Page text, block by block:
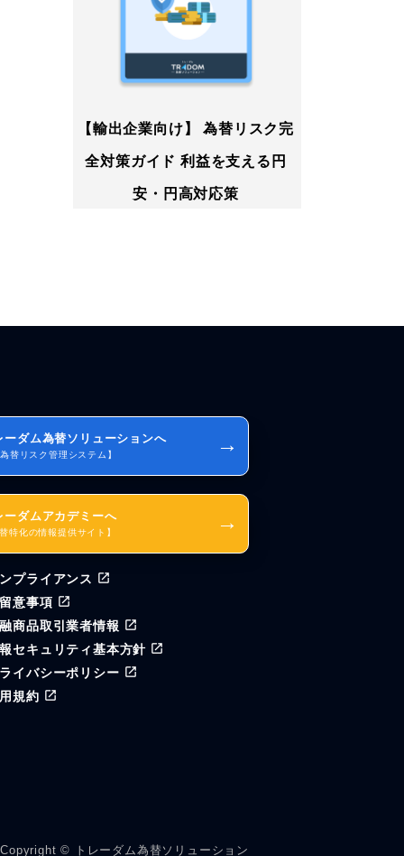
【輸出企業向け】 為替リスク完
全対策ガイド 利益を支える円
安・円高対応策
ーダム為替ソリューションへ
為替リスク管理システム】 →
ーダムアカデミーへ
替特化の情報提供サイト】 →
プライアンス
意事項
商品取引業者情報
セキュリティ基本方針
イバシーポリシー
規約
Copyright © トレーダム為替ソリューション